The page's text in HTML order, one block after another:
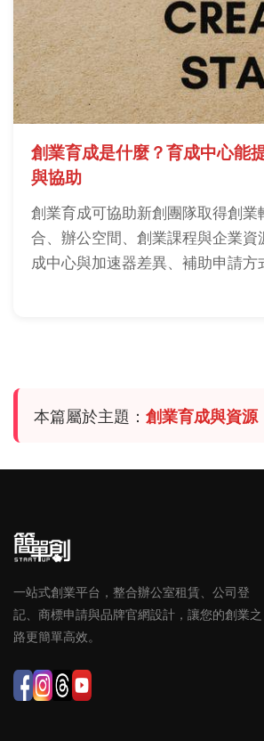
創業育成是什麼？育成中心能
與協助
創業育成可協助新創團隊取得創業
合、辦公空間、創業課程與企業資
成中心與加速器差異、補助申請方
本篇屬於主題： 創業育成與資源
一站式創業平台，整合辦公室租賃、公司登
記、商標申請與品牌官網設計，讓您的創業之
路更簡單高效。